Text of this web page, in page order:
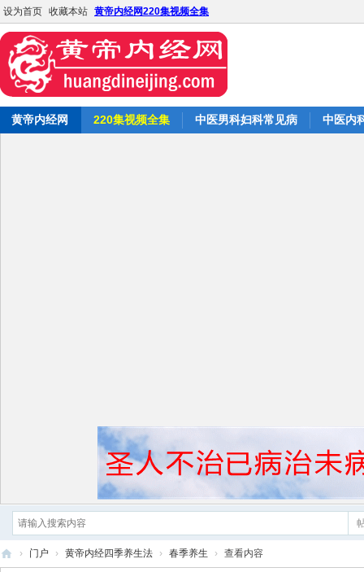
设为首页 收藏本站 黄帝内经网220集视频全集
黄帝内经网 220集视频全集 中医男科妇科常见病 中医内
› 门户 › 黄帝内经四季养生法 › 春季养生 › 查看内容